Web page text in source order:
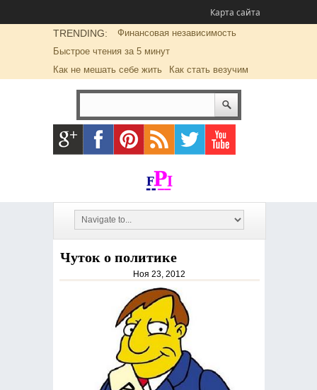
Карта сайта
TRENDING:
Финансовая независимость
Быстрое чтения за 5 минут
Как не мешать себе жить
Как стать везучим
Чуток о политике
Ноя 23, 2012